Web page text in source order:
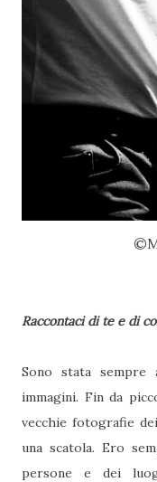
Raccontaci di te e di
Sono stata sempre
immagini. Fin da
vecchie fotografie
una scatola. Ero
persone e dei